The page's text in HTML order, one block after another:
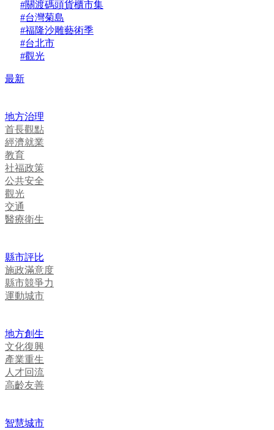
#關渡碼頭貨櫃市集
#台灣菊島
#福隆沙雕藝術季
#台北市
#觀光
最新
地方治理
首長觀點
經濟就業
教育
社福政策
公共安全
觀光
交通
醫療衛生
縣市評比
施政滿意度
縣市競爭力
運動城市
地方創生
文化復興
產業重生
人才回流
高齡友善
智慧城市